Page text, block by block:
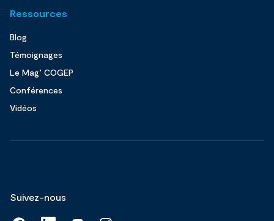
Ressources
Blog
Témoignages
Le Mag’ COGEP
Conférences
Vidéos
Suivez-nous